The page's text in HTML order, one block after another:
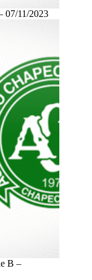
07/11/2023
B –